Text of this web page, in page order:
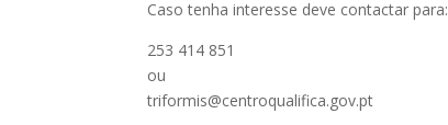
Caso tenha interesse deve contactar para:
253 414 851
ou
triformis@centroqualifica.gov.pt